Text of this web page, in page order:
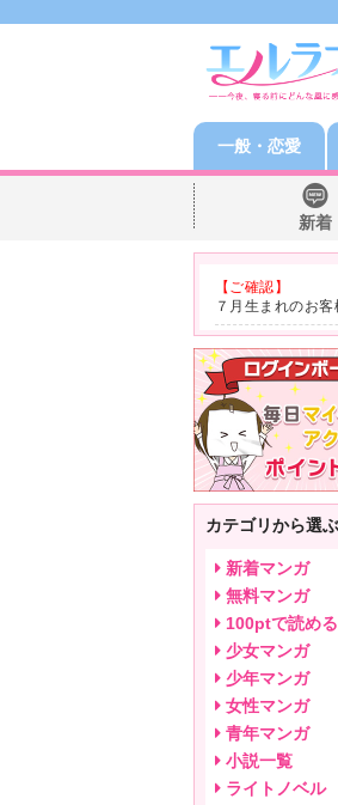
一般・恋愛
新着
【ご確認】
７月生まれのお客
カテゴリから選ぶ
新着マンガ
無料マンガ
100ptで読め
少女マンガ
少年マンガ
女性マンガ
青年マンガ
小説一覧
ライトノベル